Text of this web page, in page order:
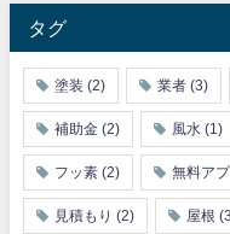
タグ
塗装 (2) 業者 (3)
補助金 (2) 風水 (1)
フッ素 (2) 無料アプ
見積もり (2) 屋根